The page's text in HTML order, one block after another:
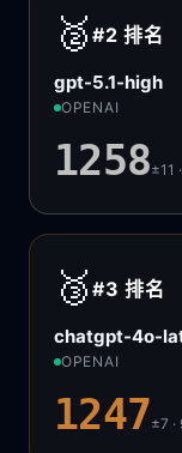
🥈 #2排名
gpt-5.1-high
OPENAI
1258±11
🥉 #3排名
chatgpt-4o-
OPENAI
1247±7